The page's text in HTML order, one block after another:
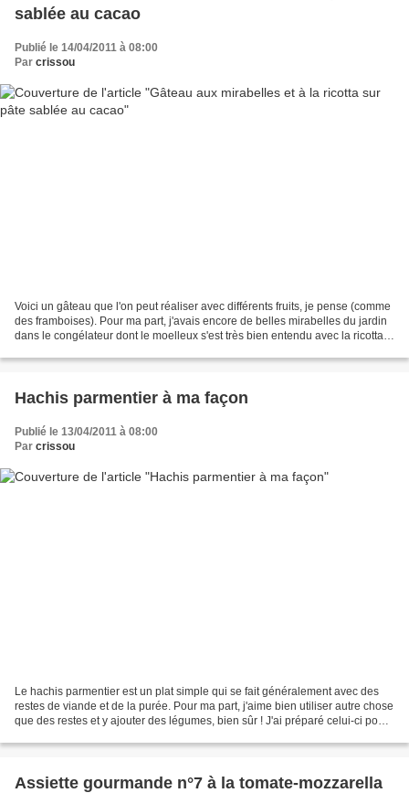
sablée au cacao
Publié le 14/04/2011 à 08:00
Par crissou
Voici un gâteau que l'on peut réaliser avec différents fruits, je pense (comme
des framboises). Pour ma part, j'avais encore de belles mirabelles du jardin
dans le congélateur dont le moelleux s'est très bien entendu avec la ricotta
Hachis parmentier à ma façon
Publié le 13/04/2011 à 08:00
Par crissou
Le hachis parmentier est un plat simple qui se fait généralement avec des
restes de viande et de la purée. Pour ma part, j'aime bien utiliser autre chose
que des restes et y ajouter des légumes, bien sûr ! J'ai préparé celui-ci pour
Assiette gourmande n°7 à la tomate-mozzarella